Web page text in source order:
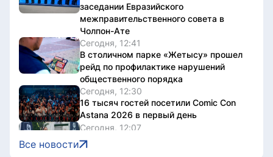
заседании Евразийского
межправительственного совета в
Чолпон-Ате
Сегодня, 12:41
В столичном парке «Жетысу» прошел
рейд по профилактике нарушений
общественного порядка
Сегодня, 12:30
16 тысяч гостей посетили Comic Con
Astana 2026 в первый день
Сегодня, 12:07
Алматы примет отбор на юниорский
«Ролан Гаррос»
Все новости